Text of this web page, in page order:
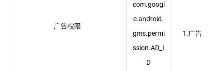
广告权限
com.googl
e.android.
gms.permi
ssion.AD_I